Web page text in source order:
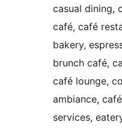
casual dining,
café, café
bakery,
brunch café,
café lounge,
ambiance,
services,